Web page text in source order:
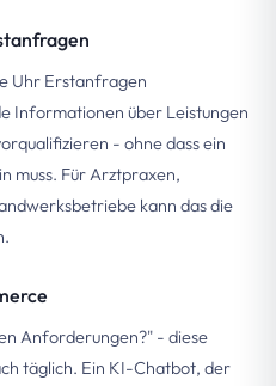
Uhr Erstanfragen
Informationen über Leistungen
- ohne dass ein
muss. Für Arztpraxen,
kann das die
Anforderungen?" - diese
täglich. Ein KI-Chatbot, der